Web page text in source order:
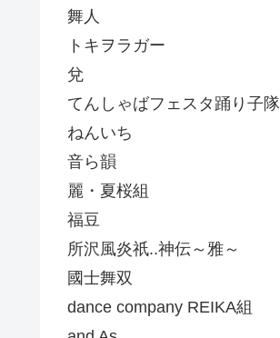
舞人
トキヲラガー
兌
てんしゃばフェスタ踊り子隊
ねんいち
音ら韻
麗・夏桜組
福豆
所沢風炎祇..神伝～雅～
國士舞双
dance company REIKA組